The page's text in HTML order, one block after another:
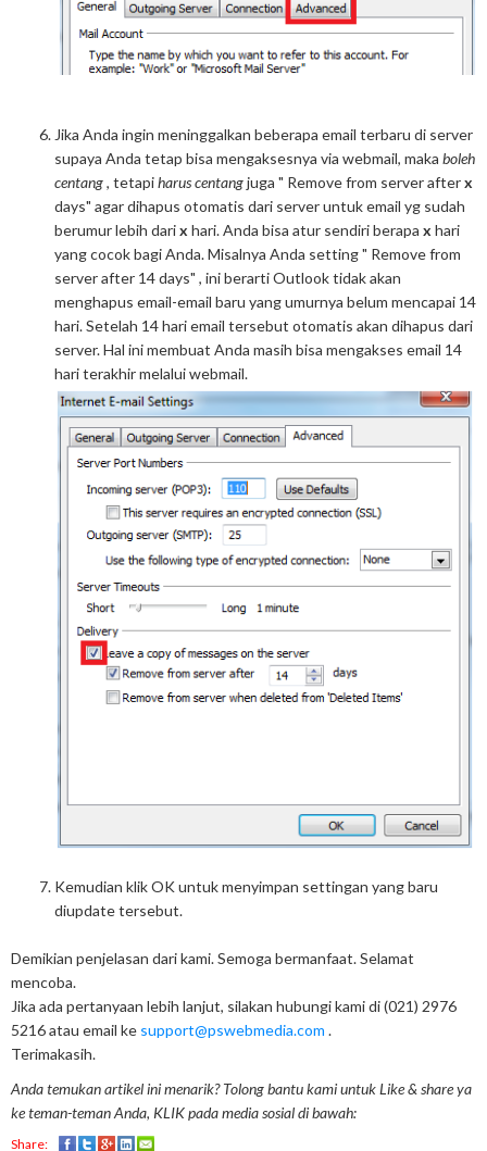
Jika Anda ingin meninggalkan beberapa email terbaru di server
supaya Anda tetap bisa mengaksesnya via webmail, maka boleh
centang, tetapiharus centangjuga " Remove from server afterx
days" agar dihapus otomatis dari server untuk email yg sudah
berumur lebih darix hari. Anda bisa atur sendiri berapa x hari
yang cocok bagi Anda. Misalnya Anda setting " Remove from
server after 14 days" , ini berarti Outlook tidak akan
menghapus email-email baru yang umurnya belum mencapai 14
hari. Setelah 14 hari email tersebut otomatis akan dihapus dari
server. Hal ini membuat Anda masih bisa mengakses email 14
hari terakhir melalui webmail.
Kemudian klik OK untuk menyimpan settingan yang baru
diupdate tersebut.
Demikian penjelasan dari kami. Semoga bermanfaat. Selamat
mencoba.
Jika ada pertanyaan lebih lanjut, silakan hubungi kami di (021) 2976
5216 atau email ke support@pswebmedia.com .
Terimakasih.
Anda temukan artikel ini menarik? Tolong bantu kami untuk Like & share ya
ke teman-teman Anda, KLIK pada media sosial di bawah:
Share: